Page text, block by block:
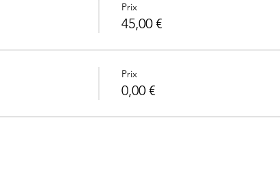
Prix
45,00 €
Prix
0,00 €